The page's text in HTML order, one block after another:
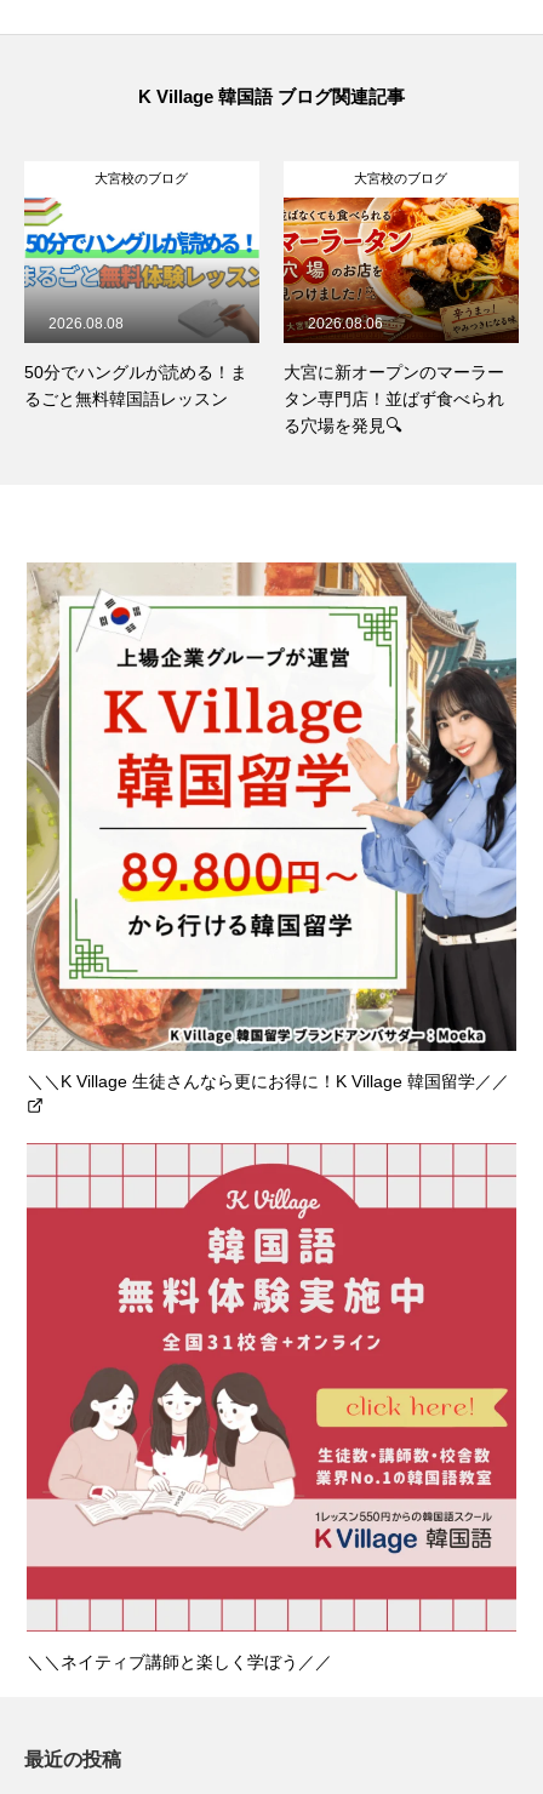
K Village 韓国語 ブログ関連記事
大宮校のブログ
50分でハングルが読める！ま
るごと無料韓国語レッスン
2026.08.08
大宮校のブログ
大宮に新オープンのマーラー
タン専門店！並ばず食べられ
る穴場を発見🔍
2026.08.06
＼＼K Village 生徒さんなら更にお得に！K Village 韓国留学／／
＼＼ネイティブ講師と楽しく学ぼう／／
最近の投稿